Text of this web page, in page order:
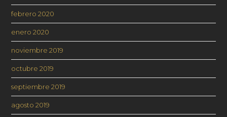
febrero 2020
enero 2020
noviembre 2019
octubre 2019
septiembre 2019
agosto 2019